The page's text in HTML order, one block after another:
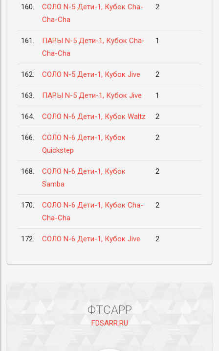
160.
СОЛО N-5 Дети-1, Кубок Cha-
Cha-Cha
2
161.
ПАРЫ N-5 Дети-1, Кубок Cha-
Cha-Cha
1
162. СОЛО N-5 Дети-1, Кубок Jive 2
163. ПАРЫ N-5 Дети-1, Кубок Jive 1
164. СОЛО N-6 Дети-1, Кубок Waltz 2
166.
СОЛО N-6 Дети-1, Кубок
Quickstep
2
168.
СОЛО N-6 Дети-1, Кубок
Samba
2
170.
СОЛО N-6 Дети-1, Кубок Cha-
Cha-Cha
2
172. СОЛО N-6 Дети-1, Кубок Jive 2
ФТСАРР
FDSARR.RU